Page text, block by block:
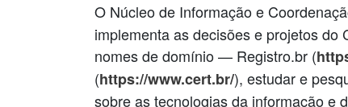
O Núcleo de Informação e
implementa as decisões e projetos
nomes de domínio — Registro.br (
(https://www.cert.br/), estudar e
sobre as tecnologias da informação e